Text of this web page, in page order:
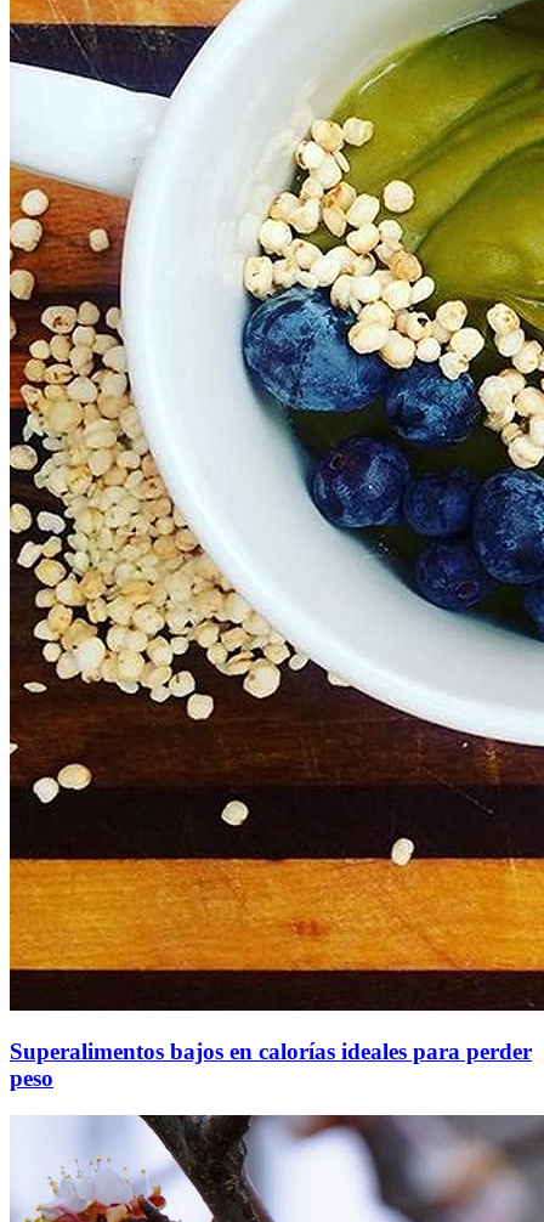
Superalimentos bajos en calorías ideales para perder
peso